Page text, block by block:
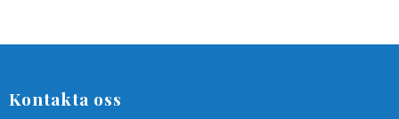
Kontakta oss